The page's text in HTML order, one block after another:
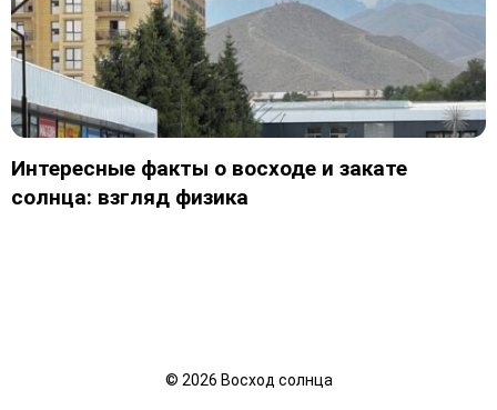
Интересные факты о восходе и закате
солнца: взгляд физика
© 2026 Восход солнца